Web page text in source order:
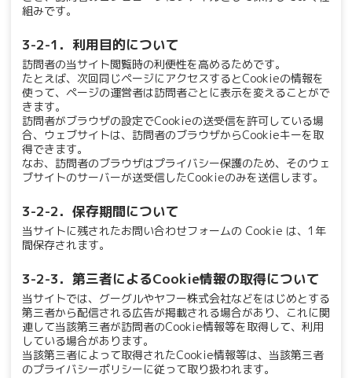
組みです。
3-2-1．利用目的について
訪問者の当サイト閲覧時の利便性を高めるためです。
たとえば、次回同じページにアクセスするとCookieの情報を
使って、ページの運営者は訪問者ごとに表示を変えることがで
きます。
訪問者がブラウザの設定でCookieの送受信を許可している場
合、ウェブサイトは、訪問者のブラウザからCookieキーを取
得できます。
なお、訪問者のブラウザはプライバシー保護のため、そのウェ
ブサイトのサーバーが送受信したCookieのみを送信します。
3-2-2．保存期間について
当サイトに残されたお問い合わせフォームの Cookie は、1年
間保存されます。
3-2-3．第三者によるCookie情報の取得について
当サイトでは、グーグルやヤフー株式会社などをはじめとする
第三者から配信される広告が掲載される場合があり、これに関
連して当該第三者が訪問者のCookie情報等を取得して、利用
している場合があります。
当該第三者によって取得されたCookie情報等は、当該第三者
のプライバシーポリシーに従って取り扱われます。